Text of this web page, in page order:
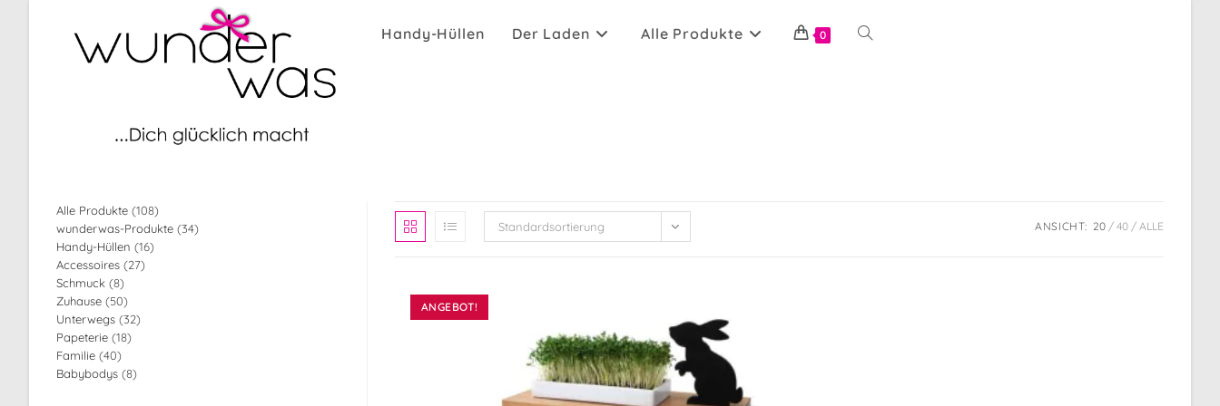
Handy-Hüllen Der Laden Alle Produkte 0 Website-
Standardsortierung ANSICHT: 20 40 ALLE
ANGEBOT!
Alle Produkte 108108
Produkte
wunderwas-Produkte 3434
Handy-Hüllen 1616
Accessoires 2727
Schmuck 88
Produkte
Zuhause 5050
Produkte
Unterwegs 3232
Papeterie 1818
Familie 4040
Produkte
Babybodys 88